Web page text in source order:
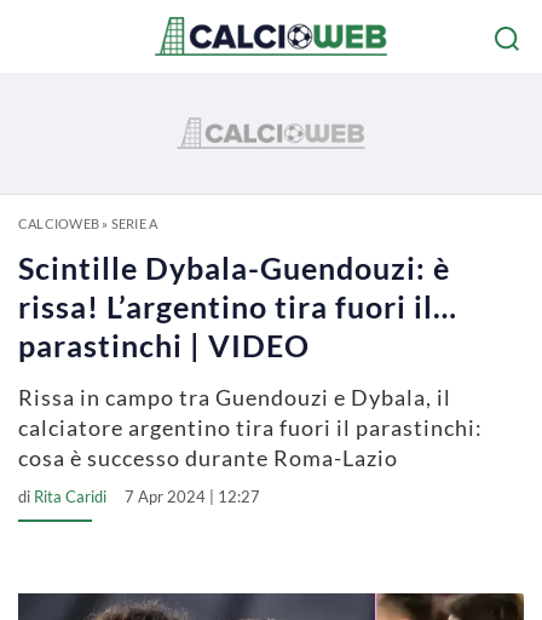
CALCIOWEB» SERIE A
Scintille Dybala-Guendouzi: è
rissa! L’argentino tira fuori il…
parastinchi | VIDEO
Rissa in campo tra Guendouzi e Dybala, il
calciatore argentino tira fuori il parastinchi:
cosa è successo durante Roma-Lazio
di Rita Caridi 7 Apr 2024 | 12:27